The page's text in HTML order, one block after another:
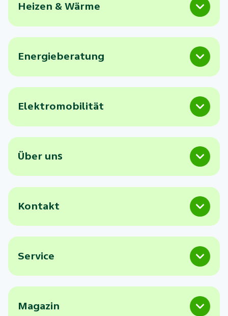
Heizen & Wärme
Energieberatung
Elektromobilität
Über uns
Kontakt
Service
Magazin